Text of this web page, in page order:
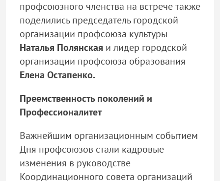
профсоюзного членства на встрече также
поделились председатель городской
организации профсоюза культуры
Наталья Полянская и лидер городской
организации профсоюза образования
Елена Остапенко.
Преемственность поколений и
Профессионалитет
Важнейшим организационным событием
Дня профсоюзов стали кадровые
изменения в руководстве
Координационного совета организаций